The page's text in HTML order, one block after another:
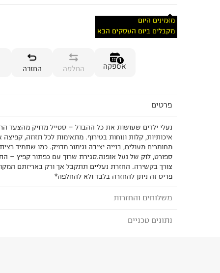
מזמינים היום
מקבלים ביום העסקים הבא
1
אספקה החלפה החזרה
פרטים
נעלי ילדים שעושות את כל ההבדל – סטייל מדויק מהצעד
איכותיות, קלות ונוחות בטירוף. מתאימות לכל תזוזה, קפיצה
מחומרים מעולים, בנייה יציבה וגימור מדויק. כמו שתמיד
ספורט, לוק של נעל אופנה.סגירת שרוך עם כפתור קפיץ –
צורך בקשירה. החזרת נעליים תתקבל אך ורק באריזתם
פריט זה ניתן להחזרה בלבד ולא להחלפה*
משלוחים והחזרות
לבחירת בשיטת המשלוח המתאימה לכם,
נתונים טכניים